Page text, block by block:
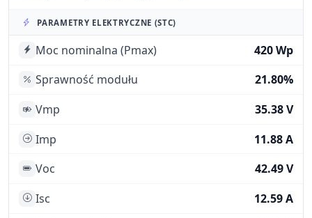
PARAMETRY ELEKTRYCZNE (STC)
Moc nominalna (Pmax)
420 Wp
Sprawność modułu
21.80%
Vmp
35.38 V
Imp
11.88 A
Voc
42.49 V
Isc
12.59 A